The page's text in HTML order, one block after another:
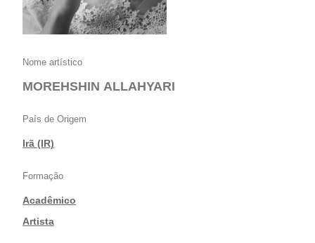
Nome artístico
MOREHSHIN ALLAHYARI
País de Origem
Irã (IR)
Formação
Acadêmico
|Artista